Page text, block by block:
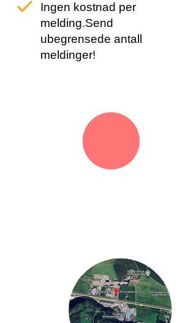
Ingen kostnad per
melding.Send
ubegrensede antall
meldinger!